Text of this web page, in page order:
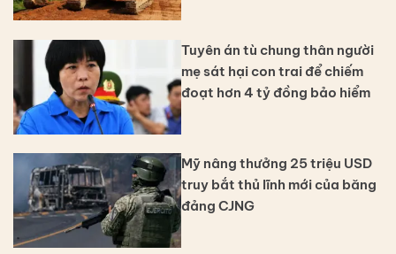
Tuyên án tù chung thân người
mẹ sát hại con trai để chiếm
đoạt hơn 4 tỷ đồng bảo hiểm
Mỹ nâng thưởng 25 triệu USD
truy bắt thủ lĩnh mới của băng
đảng CJNG